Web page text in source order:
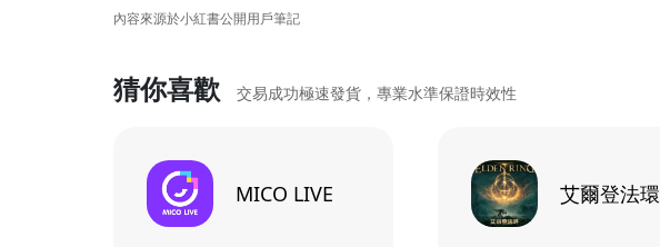
內容來源於小紅書公開用戶筆記
猜你喜歡 交易成功極速發貨，專業水準保證時效性
MICO LIVE 艾爾登法環